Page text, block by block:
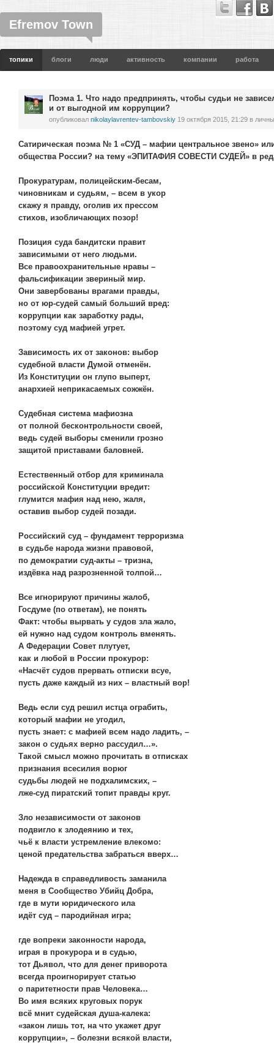
Efremov Town
топики блоги люди активность компании работа
Поэма 1. Что надо предпринять, чтобы судьи не
и от выгодной им коррупции?
опубликовал nikolaylavrentev-tambovskiy 19 октября 2015, 21:29 в
Сатирическая поэма № 1 «СУД – мафии центральное звено»
общества России? на тему «ЭПИТАФИЯ СОВЕСТИ СУДЕЙ» в
Прокуратурам, полицейским-бесам,
чиновникам и судьям, – всем в укор
скажу я правду, оголив их прессом
стихов, изобличающих позор!
Позиция суда бандитски правит
зависимыми от него людьми.
Все правоохранительные нравы –
фальсификации звериный мир.
Они завербованы врагами правды,
но от юр-судей самый больший вред:
коррупции как заработку рады,
поэтому суд мафией угрет.
Зависимость их от законов: выбор
судебной власти Думой отменён.
Из Конституции он глупо выперт,
анархией неприкасаемых сожжён.
Судебная система мафиозна
от полной бесконтрольности своей,
ведь судей выборы сменили грозно
защитой приставами баловней.
Естественный отбор для криминала
российской Конституции вредит:
глумится мафия над нею, жаля,
оставив выбор судей позади.
Российский суд – фундамент терроризма
в судьбе народа жизни правовой,
по демократии суд-акты – тризна,
издёвка над разрозненной толпой…
Все игнорируют причины жалоб,
Госдуме (по ответам), не понять
Факт: чтобы вырвать у судов зла жало,
ей нужно над судом контроль вменять.
А Федерации Совет плутует,
как и любой в России прокурор:
«Насчёт судов прервать отписки всуе,
пусть даже каждый из них – властный вор!
Ведь если суд решил истца ограбить,
который мафии не угодил,
пусть знает: с мафией всем надо ладить, –
закон о судьях верно рассудил…».
Такой смысл можно прочитать в отписках
признания всесилия ворюг
судьбы людей не подхалимских, –
лже-суд пиратский топит правды круг.
Зло независимости от законов
подвигло к злодеянию и тех,
чьё к власти устремление влекомо:
ценой предательства забраться вверх…
Надежда в справедливость заманила
меня в Сообщество Убийц Добра,
где в мути юридического ила
идёт суд – пародийная игра;
где вопреки законности народа,
играя в прокурора и в судью,
тот Дьявол, что для денег приворота
всегда проигнорирует статью
о паритетности прав Человека…
Во имя всяких круговых порук
всё мнит судейская душа-калека:
«закон лишь тот, на что укажет друг
коррупции», – болезни всякой власти,